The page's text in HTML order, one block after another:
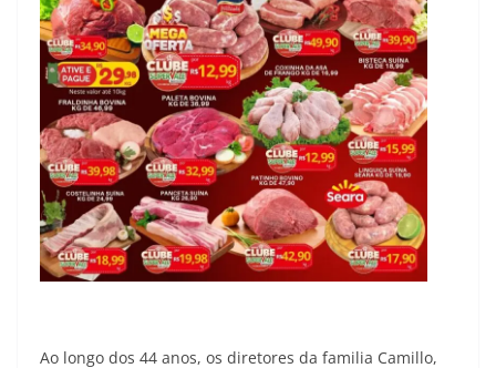
Ao longo dos 44 anos, os diretores da familia Camillo,